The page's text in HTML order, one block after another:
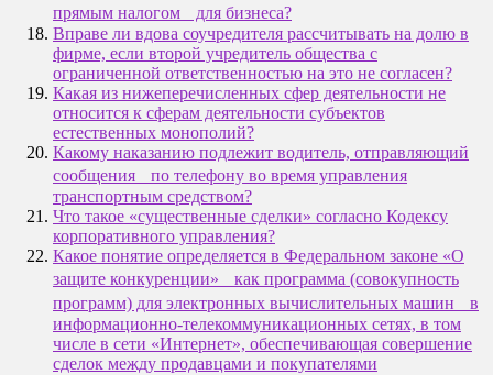
прямым налогом для бизнеса?
Вправе ли вдова соучредителя рассчитывать на долю в
фирме, если второй учредитель общества с
ограниченной ответственностью на это не согласен?
Какая из нижеперечисленных сфер деятельности не
относится к сферам деятельности субъектов
естественных монополий?
Какому наказанию подлежит водитель, отправляющий
сообщения по телефону во время управления
транспортным средством?
Что такое «существенные сделки» согласно Кодексу
корпоративного управления?
Какое понятие определяется в Федеральном законе «О
защите конкуренции» как программа (совокупность
программ) для электронных вычислительных машин в
информационно-телекоммуникационных сетях, в том
числе в сети «Интернет», обеспечивающая совершение
сделок между продавцами и покупателями